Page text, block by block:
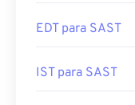
EDT para SAST
IST para SAST